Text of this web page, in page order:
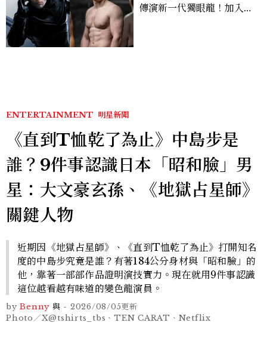
傳演新一代獨眼龍！加入新
ENTERTAINMENT 明星新聞
《直到T恤乾了為止》中島步是
誰？9件事認識日本「昭和臉」男
星：大文豪玄孫、《地獄占星師》
關鍵人物
近期因《地獄占星師》、《直到T恤乾了為止》打開知名
度的中島步究竟是誰？有著184公分身材與「昭和臉」的
他，靠著一部部作品證明演技實力。現在就用9件事認識
這位越看越有味道的變色龍演員。
by Benny 與 - 2026/08/05更新
Photo／X@tshirts_tbs、TEN CARAT、Netflix